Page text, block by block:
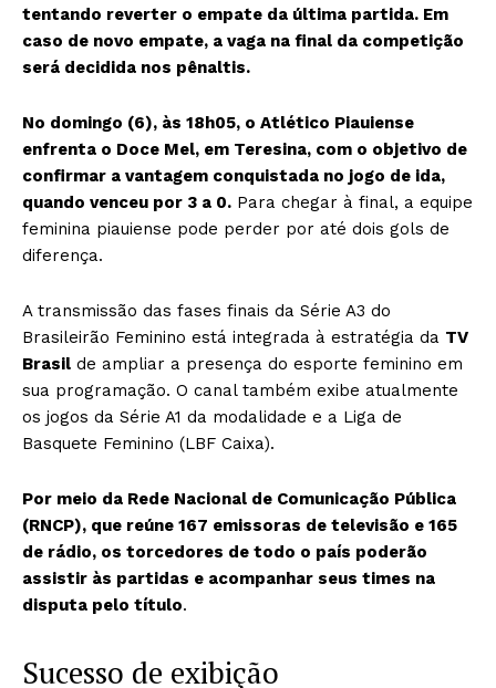
tentando reverter o empate da última partida. Em
caso de novo empate, a vaga na final da competição
será decidida nos pênaltis.
No domingo (6), às 18h05, o Atlético Piauiense
enfrenta o Doce Mel, em Teresina, com o objetivo de
confirmar a vantagem conquistada no jogo de ida,
quando venceu por 3 a 0. Para chegar à final, a equipe
feminina piauiense pode perder por até dois gols de
diferença.
A transmissão das fases finais da Série A3 do
Brasileirão Feminino está integrada à estratégia da TV
Brasil de ampliar a presença do esporte feminino em
sua programação. O canal também exibe atualmente
os jogos da Série A1 da modalidade e a Liga de
Basquete Feminino (LBF Caixa).
Por meio da Rede Nacional de Comunicação Pública
(RNCP), que reúne 167 emissoras de televisão e 165
de rádio, os torcedores de todo o país poderão
assistir às partidas e acompanhar seus times na
disputa pelo título.
Sucesso de exibição